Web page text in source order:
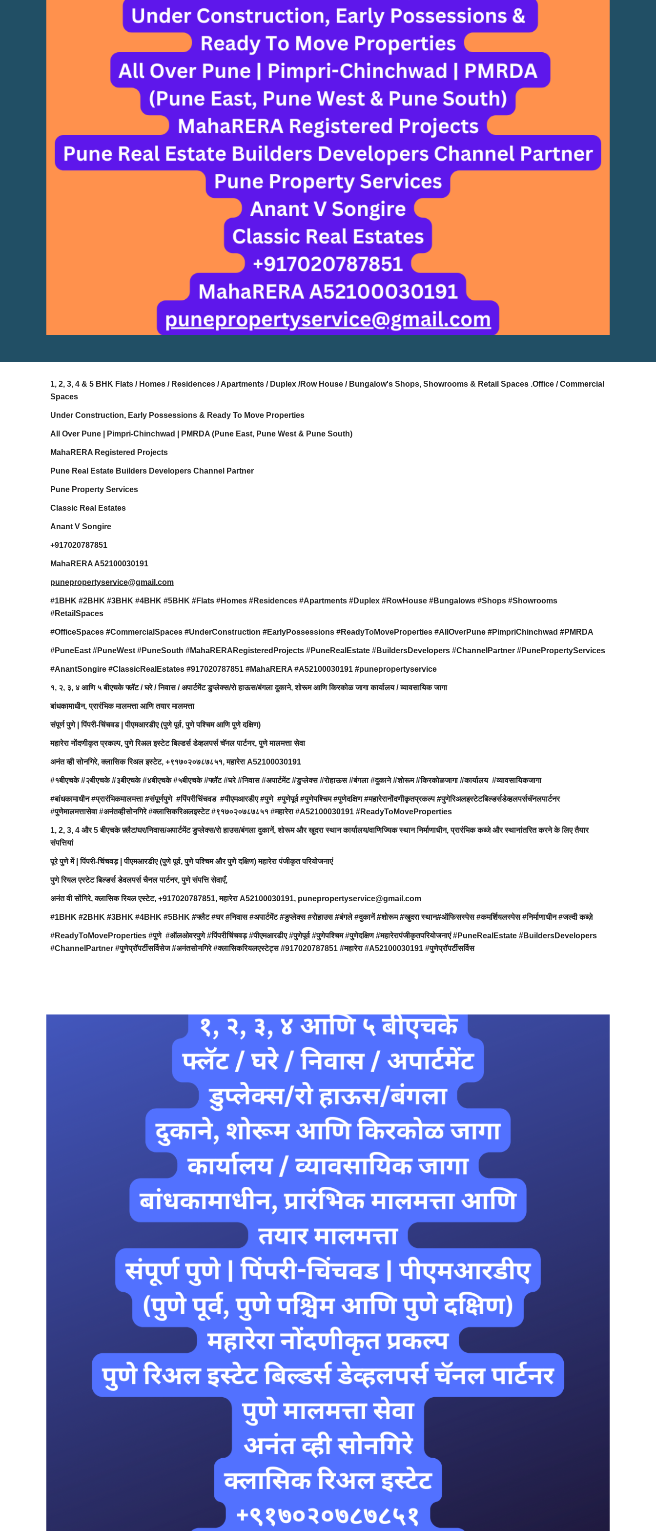
1, 2, 3, 4 & 5 BHK Flats / Homes / Residences / Apartments / Duplex /Row House / Bungalow's Shops, Showrooms & Retail Spaces .Office / Commercial
Spaces
Under Construction, Early Possessions & Ready To Move Properties
All Over Pune | Pimpri-Chinchwad | PMRDA (Pune East, Pune West & Pune South)
MahaRERA Registered Projects
Pune Real Estate Builders Developers Channel Partner
Pune Property Services
Classic Real Estates
Anant V Songire
+917020787851
MahaRERA A52100030191
punepropertyservice@gmail.com
#1BHK #2BHK #3BHK #4BHK #5BHK #Flats #Homes #Residences #Apartments #Duplex #RowHouse #Bungalows #Shops #Showrooms
#RetailSpaces
#OfficeSpaces #CommercialSpaces #UnderConstruction #EarlyPossessions #ReadyToMoveProperties #AllOverPune #PimpriChinchwad #PMRDA
#PuneEast #PuneWest #PuneSouth #MahaRERARegisteredProjects #PuneRealEstate #BuildersDevelopers #ChannelPartner #PunePropertyServices
#AnantSongire #ClassicRealEstates #917020787851 #MahaRERA #A52100030191 #punepropertyservice
१, २, ३, ४ आणि ५ बीएचके फ्लॅट / घरे / निवास / अपार्टमेंट डुप्लेक्स/रो हाऊस/बंगला दुकाने, शोरूम आणि किरकोळ जागा कार्यालय / व्यावसायिक जागा
बांधकामाधीन, प्रारंभिक मालमत्ता आणि तयार मालमत्ता
संपूर्ण पुणे | पिंपरी-चिंचवड | पीएमआरडीए (पुणे पूर्व, पुणे पश्चिम आणि पुणे दक्षिण)
महारेरा नोंदणीकृत प्रकल्प, पुणे रिअल इस्टेट बिल्डर्स डेव्हलपर्स चॅनल पार्टनर, पुणे मालमत्ता सेवा
अनंत व्ही सोनगिरे, क्लासिक रिअल इस्टेट, +९१७०२०७८७८५१, महारेरा A52100030191
#१बीएचके #२बीएचके #३बीएचके #४बीएचके #५बीएचके #फ्लॅट #घरे #निवास #अपार्टमेंट #डुप्लेक्स #रोहाऊस #बंगला #दुकाने #शोरूम #किरकोळजागा #कार्यालय #व्यावसायिकजागा
#बांधकामाधीन #प्रारंभिकमालमत्ता #संपूर्णपुणे #पिंपरीचिंचवड #पीएमआरडीए #पुणे #पुणेपूर्व #पुणेपश्चिम #पुणेदक्षिण #महारेरानोंदणीकृतप्रकल्प #पुणेरिअलइस्टेटबिल्डर्सडेव्हलपर्सचॅनलपार्टनर
#पुणेमालमत्तासेवा #अनंतव्हीसोनगिरे #क्लासिकरिअलइस्टेट #९१७०२०७८७८५१ #महारेरा #A52100030191 #ReadyToMoveProperties
1, 2, 3, 4 और 5 बीएचके फ़्लैट/घर/निवास/अपार्टमेंट डुप्लेक्स/रो हाउस/बंगला दुकानें, शोरूम और खुदरा स्थान कार्यालय/वाणिज्यिक स्थान निर्माणाधीन, प्रारंभिक कब्जे और स्थानांतरित करने के लिए तैयार
संपत्तियां
पूरे पुणे में | पिंपरी-चिंचवड़ | पीएमआरडीए (पुणे पूर्व, पुणे पश्चिम और पुणे दक्षिण) महारेरा पंजीकृत परियोजनाएं
पुणे रियल एस्टेट बिल्डर्स डेवलपर्स चैनल पार्टनर, पुणे संपत्ति सेवाएँ,
अनंत वी सोंगिरे, क्लासिक रियल एस्टेट, +917020787851, महारेरा A52100030191, punepropertyservice@gmail.com
#1BHK #2BHK #3BHK #4BHK #5BHK #फ्लैट #घर #निवास #अपार्टमेंट #डुप्लेक्स #रोहाउस #बंगले #दुकानें #शोरूम #खुदरा स्थान#ऑफिसस्पेस #कमर्शियलस्पेस #निर्माणाधीन #जल्दी कब्ज़े
#ReadyToMoveProperties #पुणे #ऑलओवरपुणे #पिंपरीचिंचवड़ #पीएमआरडीए #पुणेपूर्व #पुणेपश्चिम #पुणेदक्षिण #महारेरापंजीकृतपरियोजनाएं #PuneRealEstate #BuildersDevelopers
#ChannelPartner #पुणेप्रॉपर्टीसर्विसेज #अनंतसोनगिरे #क्लासिकरियलएस्टेट्स #917020787851 #महारेरा #A52100030191 #पुणेप्रॉपर्टीसर्विस